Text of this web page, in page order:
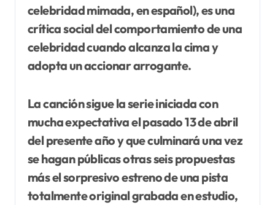
celebridad mimada, en español), es una
crítica social del comportamiento de una
celebridad cuando alcanza la cima y
adopta un accionar arrogante.
La canción sigue la serie iniciada con
mucha expectativa el pasado 13 de abril
del presente año y que culminará una vez
se hagan públicas otras seis propuestas
más el sorpresivo estreno de una pista
totalmente original grabada en estudio,